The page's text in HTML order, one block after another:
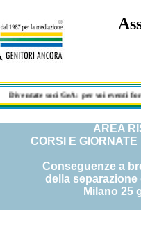
Diventate soci GeA: per voi eventi
AREA
CORSI E
Conseguenze a
della
Milano 25